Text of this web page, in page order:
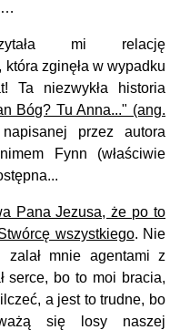
mi relację
zginęła w wypadku
Ta niezwykła historia
Bóg? Tu Anna..." (ang.
przez autora
Fynn (właściwie
Pana Jezusa, że po to
wszystkiego. Nie
zalał mnie agentami z
serce, bo to moi bracia,
a jest to trudne, bo
się losy naszej